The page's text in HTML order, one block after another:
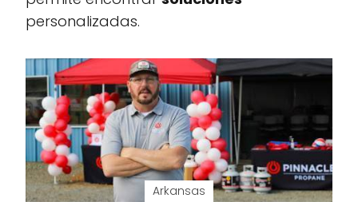
personalizadas.
Arkansas